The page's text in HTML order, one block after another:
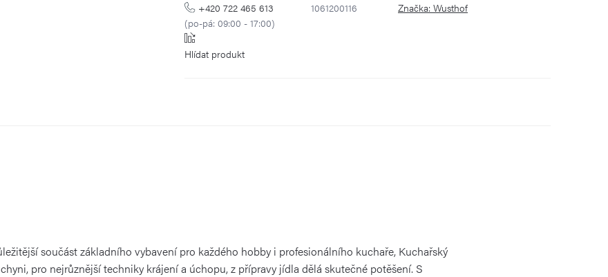
+420 722 465 613
(po-pá: 09:00 - 17:00)
1061200116
Značka: Wusthof
Hlídat
součást základního vybavení pro každého hobby i profesionálního kuchaře, Kuchařský
pro nejrůznější techniky krájení a úchopu, z přípravy jídla dělá skutečné potěšení. S